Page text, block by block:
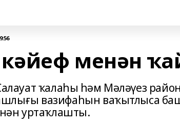
менән
ҡалаһы һәм Мәләүез
вазифаһын ваҡытлыса
уртаҡлашты.